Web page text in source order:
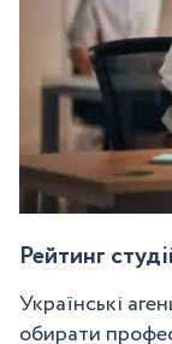
Рейтинг
Українські
обирати